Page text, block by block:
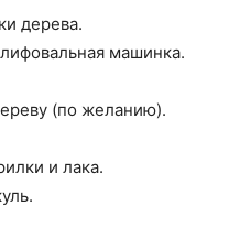
дерева.
машинка.
(по желанию).
и лака.